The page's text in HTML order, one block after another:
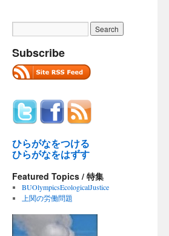
Subscribe
ひらがなをつける
ひらがなをはずす
Featured Topics / 特集
BUOlympicsEcologicalJustice
上関の労働問題